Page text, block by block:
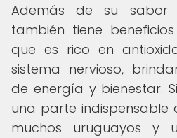
Además de su sabor
también tiene
que es rico en
sistema nervioso,
de energía y bienestar.
una parte
muchos uruguayos y